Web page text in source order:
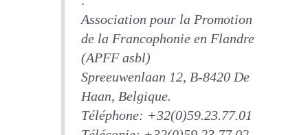
Association pour la Promotion
de la Francophonie en Flandre
(APFF asbl)
Spreeuwenlaan 12, B-8420 De
Haan, Belgique.
Téléphone: +32(0)59.23.77.01